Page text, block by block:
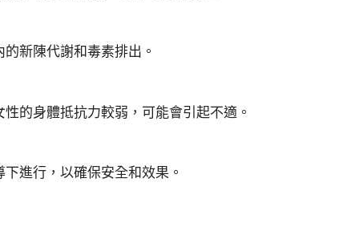
新陳代謝和毒素排出。
的身體抵抗力較弱，可能會引起不適。
進行，以確保安全和效果。